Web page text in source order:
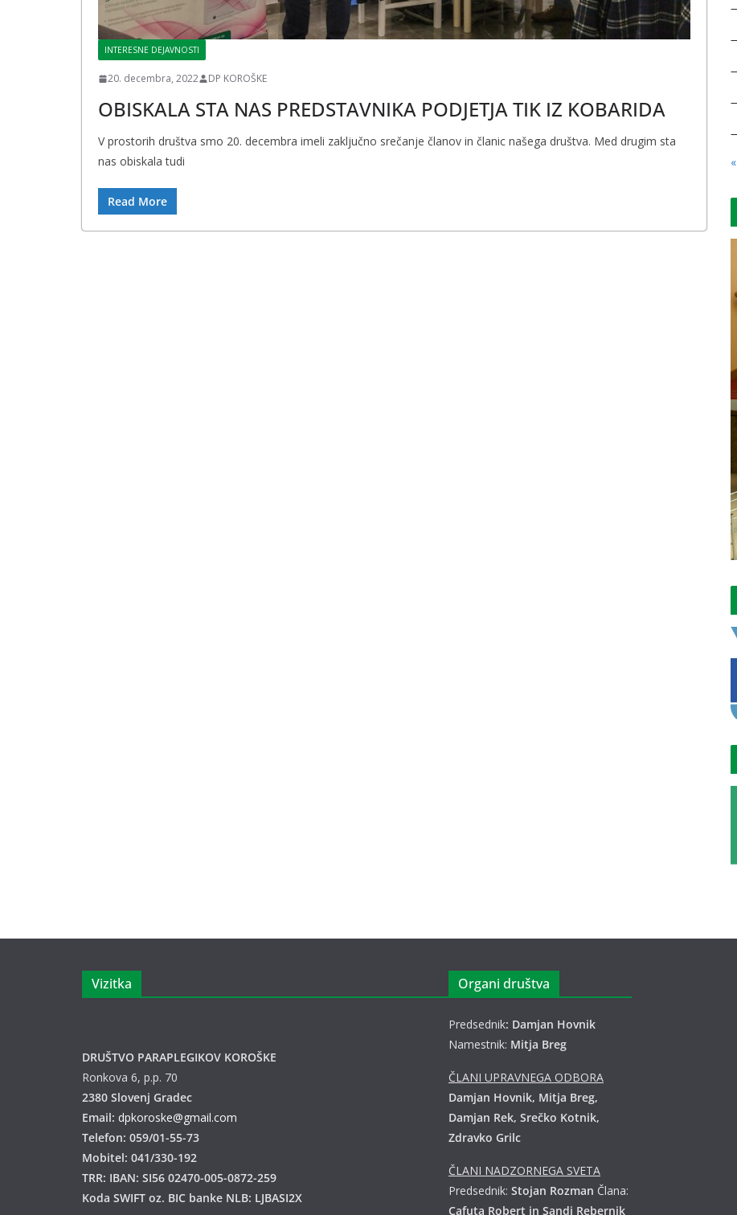
INTERESNE DEJAVNOSTI
20. decembra, 2022 DP KOROŠKE
OBISKALA STA NAS PREDSTAVNIKA PODJETJA TIK IZ KOBARIDA
V prostorih društva smo 20. decembra imeli zaključno srečanje članov in članic našega društva. Med drugim sta
nas obiskala tudi
Read More
Vizitka
DRUŠTVO PARAPLEGIKOV KOROŠKE
Ronkova 6, p.p. 70
2380 Slovenj Gradec
Email: dpkoroske@gmail.com
Telefon: 059/01-55-73
Mobitel: 041/330-192
TRR: IBAN: SI56 02470-005-0872-259
Koda SWIFT oz. BIC banke NLB: LJBASI2X
Organi društva
Predsednik: Damjan Hovnik
Namestnik: Mitja Breg
ČLANI UPRAVNEGA ODBORA
Damjan Hovnik, Mitja Breg,
Damjan Rek, Srečko Kotnik,
Zdravko Grilc
ČLANI NADZORNEGA SVETA
Predsednik: Stojan Rozman Člana:
Cafuta Robert in Sandi Rebernik